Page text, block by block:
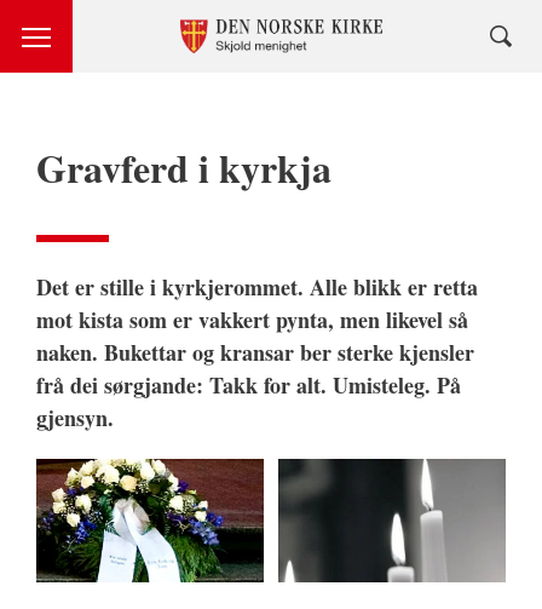
Gravferd i kyrkja
Det er stille i kyrkjerommet. Alle blikk er retta
mot kista som er vakkert pynta, men likevel så
naken. Bukettar og kransar ber sterke kjensler
frå dei sørgjande: Takk for alt. Umisteleg. På
gjensyn.